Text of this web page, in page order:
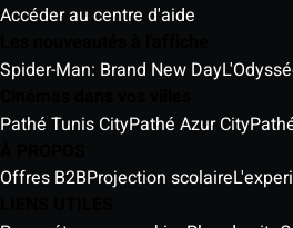
Accéder au centre d'aide
Spider-Man: Brand New Day
Pathé Tunis CityPathé Azur City
Offres B2BProjection scolaire